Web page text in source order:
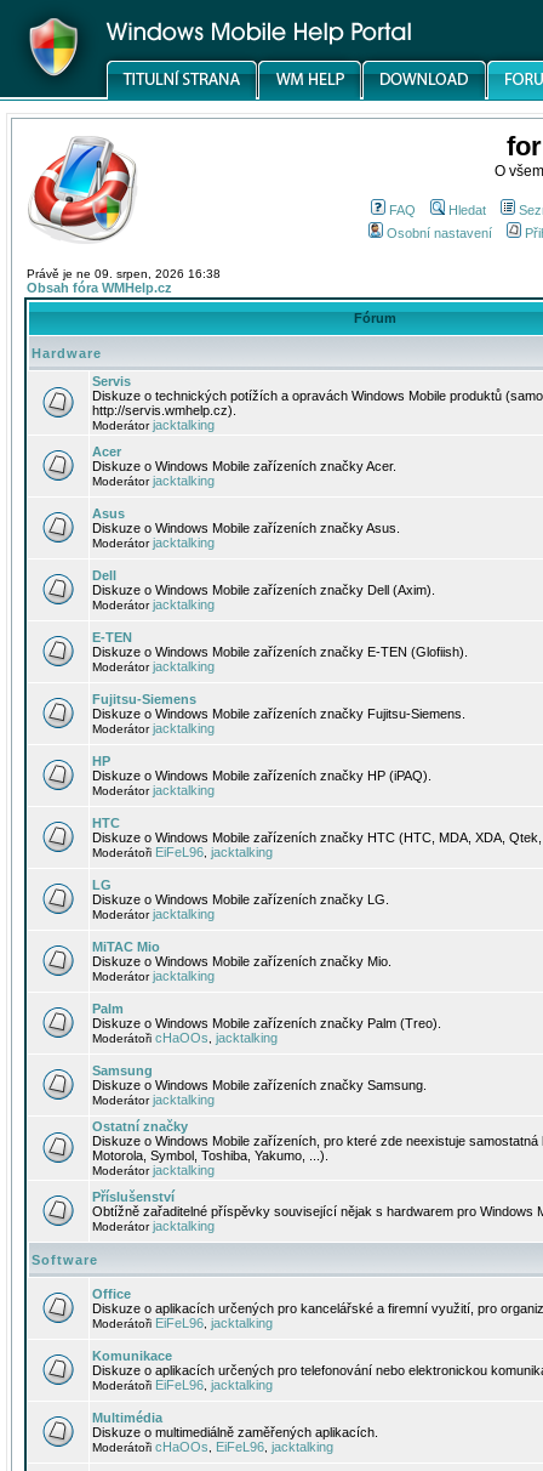
O
FAQ Hledat
Osobní nastavení
Právě je ne 09. srpen, 2026 16:38
Obsah fóra WMHelp.cz
Fórum
Hardware
Servis
Diskuze o technických potížích a opravách Windows Mobile produktů
http://servis.wmhelp.cz).
Moderátorjacktalking
Acer
Diskuze o Windows Mobile zařízeních značky Acer.
Moderátorjacktalking
Asus
Diskuze o Windows Mobile zařízeních značky Asus.
Moderátorjacktalking
Dell
Diskuze o Windows Mobile zařízeních značky Dell (Axim).
Moderátorjacktalking
E-TEN
Diskuze o Windows Mobile zařízeních značky E-TEN (Glofiish).
Moderátorjacktalking
Fujitsu-Siemens
Diskuze o Windows Mobile zařízeních značky Fujitsu-Siemens.
Moderátorjacktalking
HP
Diskuze o Windows Mobile zařízeních značky HP (iPAQ).
Moderátorjacktalking
HTC
Diskuze o Windows Mobile zařízeních značky HTC (HTC, MDA, XDA,
Moderátoři EiFeL96 jacktalking
LG
Diskuze o Windows Mobile zařízeních značky LG.
Moderátorjacktalking
MiTAC Mio
Diskuze o Windows Mobile zařízeních značky Mio.
Moderátorjacktalking
Palm
Diskuze o Windows Mobile zařízeních značky Palm (Treo).
Moderátoři cHaOOs jacktalking
Samsung
Diskuze o Windows Mobile zařízeních značky Samsung.
Moderátorjacktalking
Ostatní značky
Diskuze o Windows Mobile zařízeních, pro které zde neexistuje
Motorola, Symbol, Toshiba, Yakumo, ...).
Moderátorjacktalking
Příslušenství
Obtížně zařaditelné příspěvky související nějak s hardwarem pro Windows
Moderátorjacktalking
Software
Office
Diskuze o aplikacích určených pro kancelářské a firemní využití, pro
Moderátoři EiFeL96 jacktalking
Komunikace
Diskuze o aplikacích určených pro telefonování nebo elektronickou
Moderátoři EiFeL96 jacktalking
Multimédia
Diskuze o multimediálně zaměřených aplikacích.
Moderátoři cHaOOs EiFeL96 jacktalking